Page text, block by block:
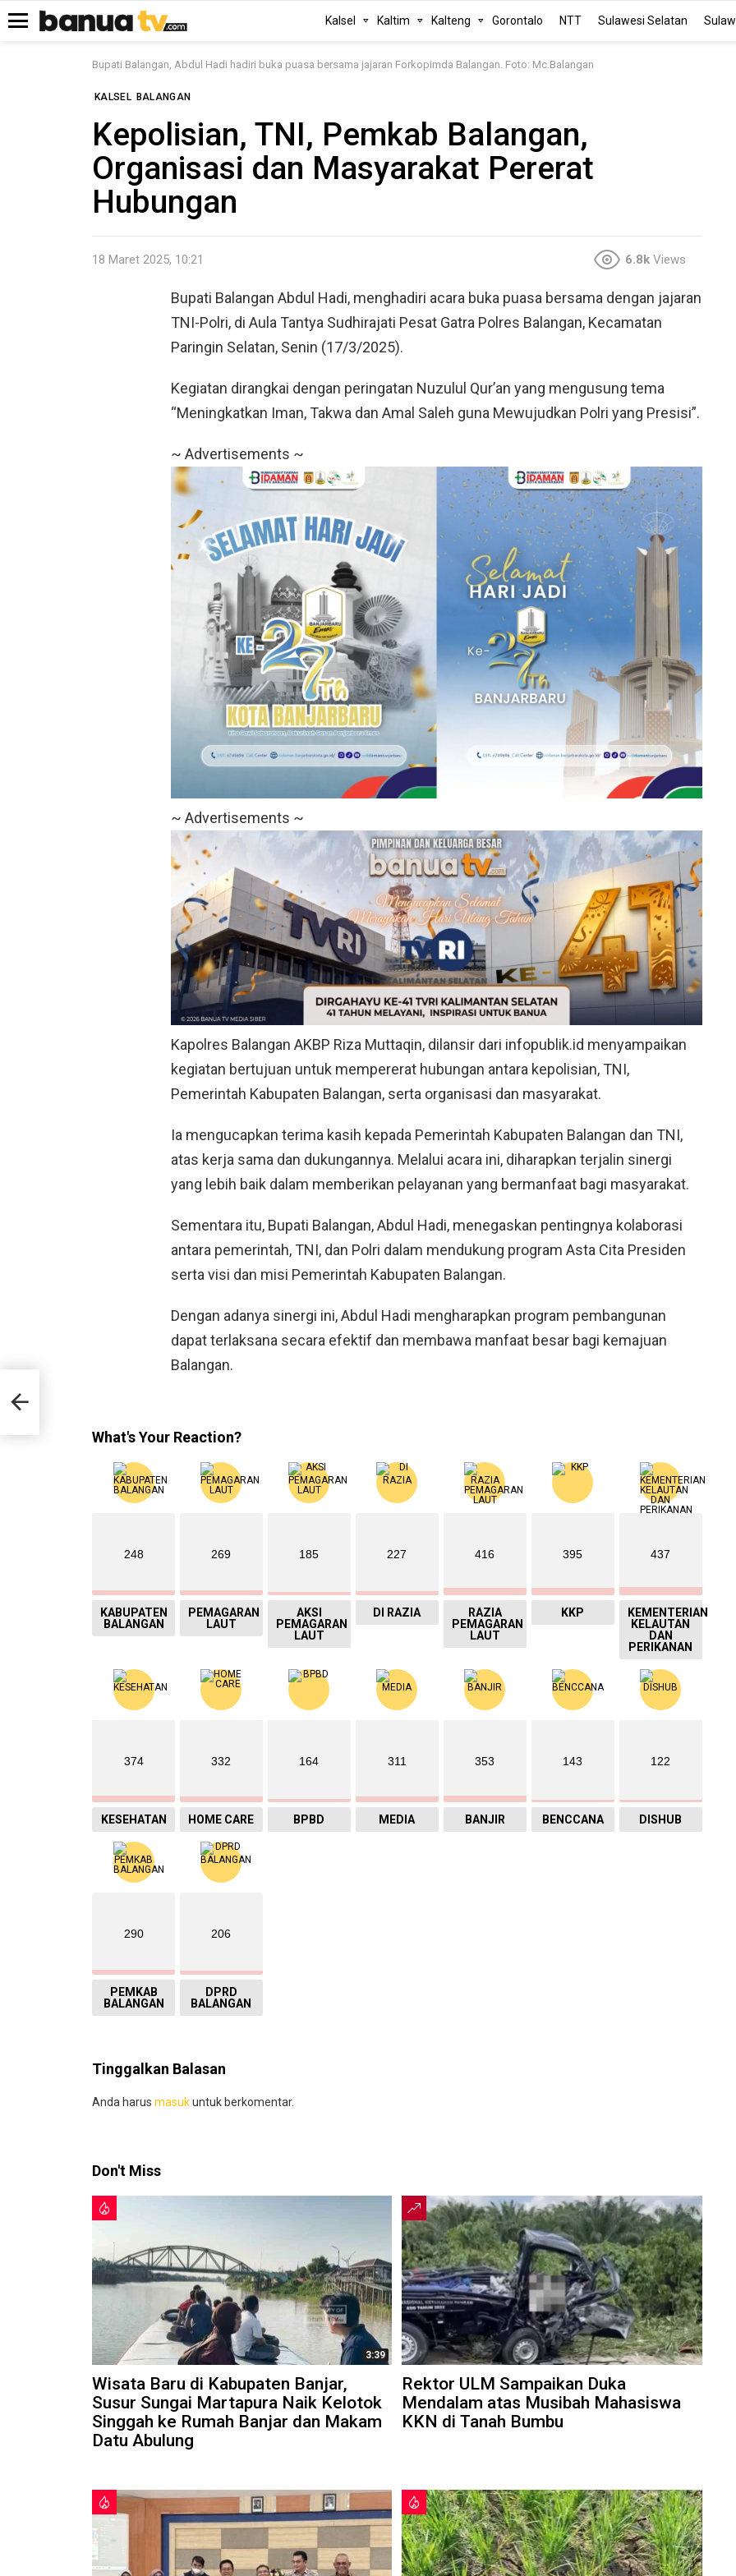
Kalsel Kaltim Kalteng Gorontalo NTT Sulawesi Selatan
Bupati Balangan, Abdul Hadi hadiri buka puasa bersama jajaran Forkopimda Balangan. Foto: Mc.Balangan
KALSEL BALANGAN
Kepolisian, TNI, Pemkab Balangan,
Organisasi dan Masyarakat Pererat
Hubungan
18 Maret 2025, 10:21 6.8k Views
Bupati Balangan Abdul Hadi, menghadiri acara buka puasa bersama dengan jajaran
TNI-Polri, di Aula Tantya Sudhirajati Pesat Gatra Polres Balangan, Kecamatan
Paringin Selatan, Senin (17/3/2025).
Kegiatan dirangkai dengan peringatan Nuzulul Qur’an yang mengusung tema
“Meningkatkan Iman, Takwa dan Amal Saleh guna Mewujudkan Polri yang Presisi”.
~ Advertisements ~
~ Advertisements ~
Kapolres Balangan AKBP Riza Muttaqin, dilansir dari infopublik.id menyampaikan
kegiatan bertujuan untuk mempererat hubungan antara kepolisian, TNI,
Pemerintah Kabupaten Balangan, serta organisasi dan masyarakat.
Ia mengucapkan terima kasih kepada Pemerintah Kabupaten Balangan dan TNI,
atas kerja sama dan dukungannya. Melalui acara ini, diharapkan terjalin sinergi
yang lebih baik dalam memberikan pelayanan yang bermanfaat bagi masyarakat.
Sementara itu, Bupati Balangan, Abdul Hadi, menegaskan pentingnya kolaborasi
antara pemerintah, TNI, dan Polri dalam mendukung program Asta Cita Presiden
serta visi dan misi Pemerintah Kabupaten Balangan.
Dengan adanya sinergi ini, Abdul Hadi mengharapkan program pembangunan
dapat terlaksana secara efektif dan membawa manfaat besar bagi kemajuan
Balangan.
What's Your Reaction?
248
KABUPATEN
BALANGAN
269
PEMAGARAN
LAUT
185
AKSI
PEMAGARAN
LAUT
227
DI RAZIA
416
RAZIA
PEMAGARAN
LAUT
395
KKP
437
KEMENTERIAN
KELAUTAN
DAN
PERIKANAN
374
KESEHATAN
332
HOME CARE
164
BPBD
311
MEDIA
353
BANJIR
143
BENCCANA
122
DISHUB
290
PEMKAB
BALANGAN
206
DPRD
BALANGAN
Tinggalkan Balasan
Anda harus masukuntuk berkomentar.
Don't Miss
3:39
Wisata Baru di Kabupaten Banjar,
Susur Sungai Martapura Naik Kelotok
Singgah ke Rumah Banjar dan Makam
Datu Abulung
Rektor ULM Sampaikan Duka
Mendalam atas Musibah Mahasiswa
KKN di Tanah Bumbu